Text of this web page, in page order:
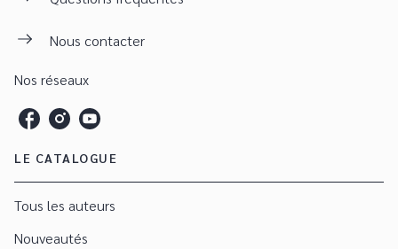
Nous contacter
Nos réseaux
LE CATALOGUE
Tous les auteurs
Nouveautés